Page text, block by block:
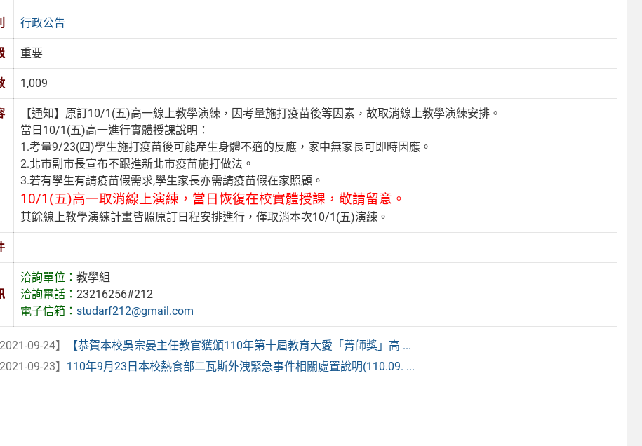
行政公告
重要
1,009
【通知】原訂10/1(五)高一線上教學演練，因考量施打疫苗後等因素，故取消線上教學演練安排。
當日10/1(五)高一進行實體授課說明：
1.考量9/23(四)學生施打疫苗後可能產生身體不適的反應，家中無家長可即時因應。
2.北市副市長宣布不跟進新北市疫苗施打做法。
3.若有學生有請疫苗假需求,學生家長亦需請疫苗假在家照顧。
10/1(五)高一取消線上演練，當日恢復在校實體授課，敬請留意。
其餘線上教學演練計畫皆照原訂日程安排進行，僅取消本次10/1(五)演練。
洽詢單位：教學組
洽詢電話：23216256#212
電子信箱：studarf212@gmail.com
2021-09-24】
【恭賀本校吳宗晏主任教官獲頒110年第十屆教育大愛「菁師獎」高 ...
2021-09-23】 110年9月23日本校熱食部二瓦斯外洩緊急事件相關處置說明(110.09. ...